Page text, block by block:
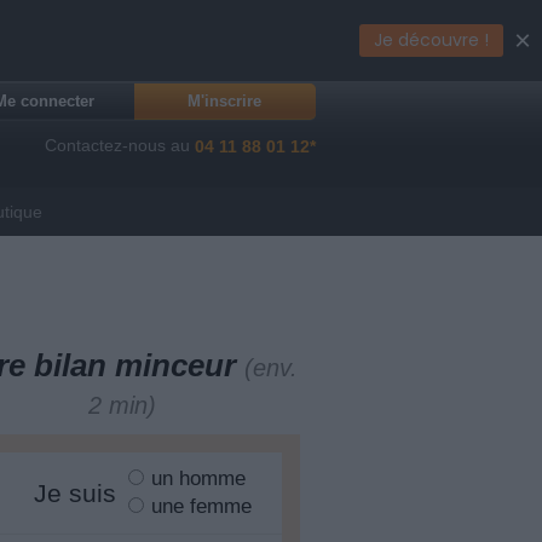
connecter M'inscrire
Contactez-nous au 04 11 88 01 12*
bilan minceur (env.
2 min)
Je suis
un homme
une femme
Je découvre ! ×